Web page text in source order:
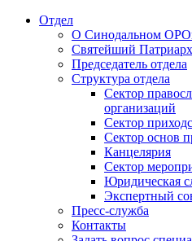
Отдел
О Синодальном
Святейший Патриарх
Председатель отдела
Структура отдела
Сектор
организаций
Сектор
Сектор основ
Канцелярия
Сектор
Юридическая
Экспертный
Пресс-служба
Контакты